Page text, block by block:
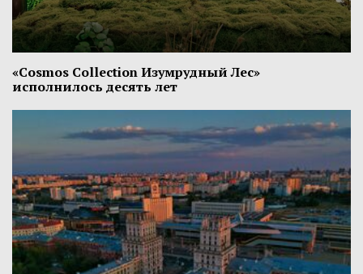
«Cosmos Collection Изумрудный Лес»
исполнилось десять лет